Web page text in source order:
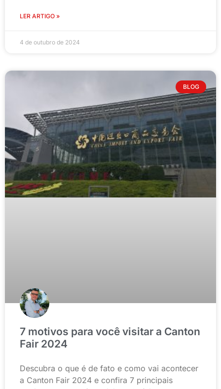
LER ARTIGO »
4 de outubro de 2024
BLOG
7 motivos para você visitar a Canton
Fair 2024
Descubra o que é de fato e como vai acontecer
a Canton Fair 2024 e confira 7 principais